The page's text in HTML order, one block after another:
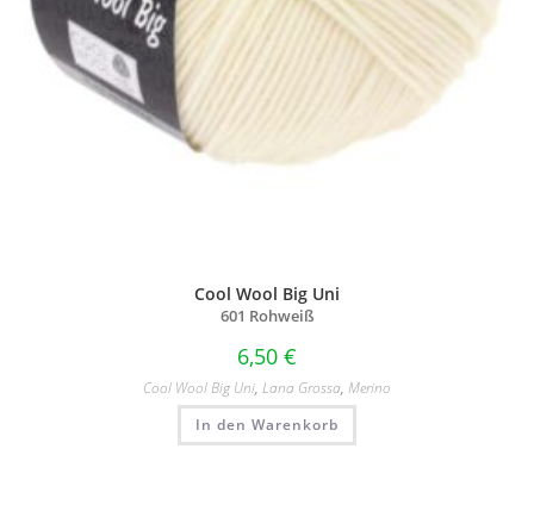
Cool Wool Big Uni
601 Rohweiß
6,50 €
Cool Wool Big Uni, Lana Grossa, Merino
In den Warenkorb